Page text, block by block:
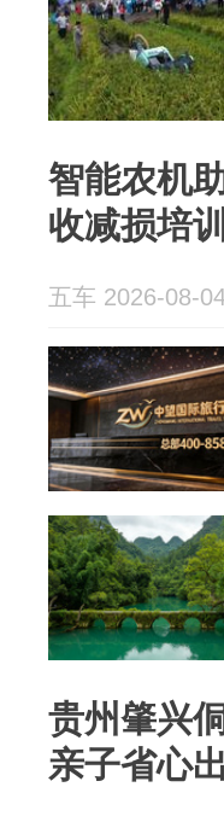
智能农机
收减损培
五车 2026-08-
贵州肇兴
亲子省心